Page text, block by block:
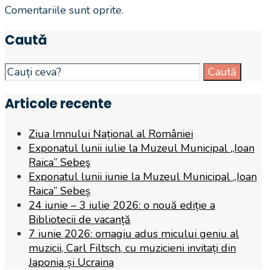
Comentariile sunt oprite.
Caută
Search
for:
Caută
Articole recente
Ziua Imnului Național al României
Exponatul lunii iulie la Muzeul Municipal „Ioan
Raica” Sebeş
Exponatul lunii iunie la Muzeul Municipal „Ioan
Raica” Sebeș
24 iunie – 3 iulie 2026: o nouă ediție a
Bibliotecii de vacanță
7 iunie 2026: omagiu adus micului geniu al
muzicii, Carl Filtsch, cu muzicieni invitați din
Japonia și Ucraina